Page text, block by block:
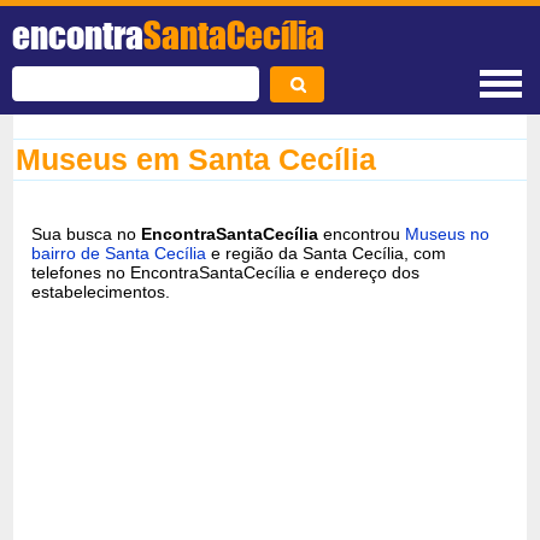
encontraSantaCecília
Museus em Santa Cecília
Sua busca no EncontraSantaCecília encontrou Museus no
bairro de Santa Cecília e região da Santa Cecília, com
telefones no EncontraSantaCecília e endereço dos
estabelecimentos.